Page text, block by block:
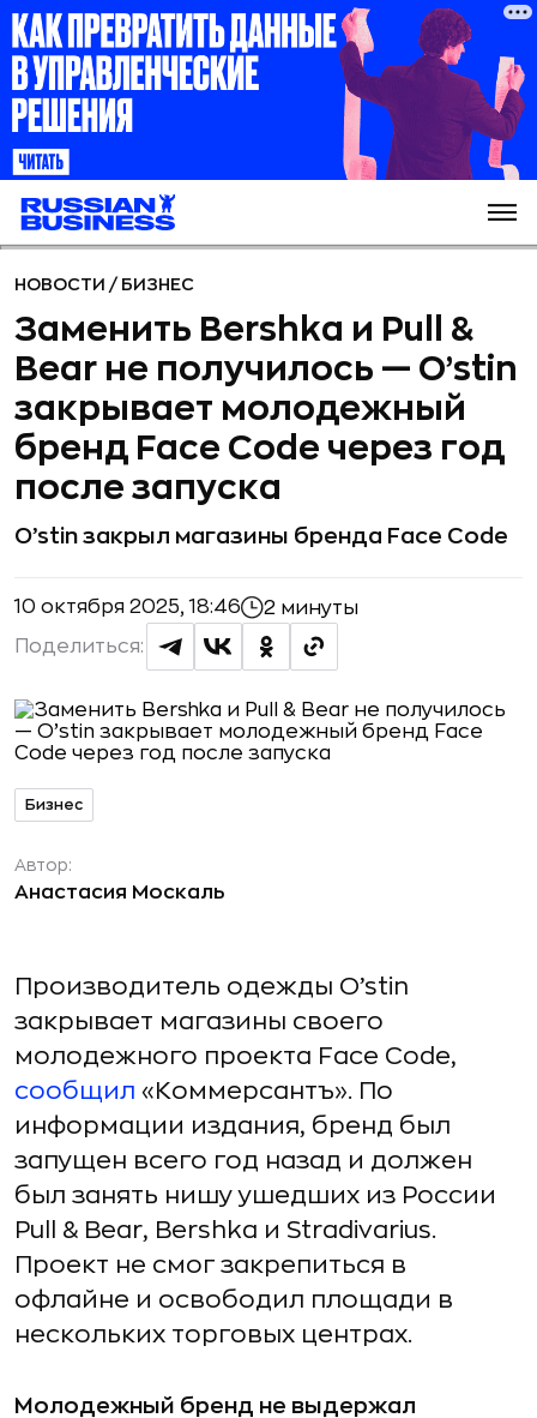
НОВОСТИ / БИЗНЕС
Заменить Bershka и Pull &
Bear не получилось — O’stin
закрывает молодежный
бренд Face Code через год
после запуска
O’stin закрыл магазины бренда Face Code
10 октября 2025, 18:46 2 минуты
Поделиться:
Бизнес
Автор:
Анастасия Москаль
Производитель одежды O’stin
закрывает магазины своего
молодежного проекта Face Code,
сообщил «Коммерсантъ». По
информации издания, бренд был
запущен всего год назад и должен
был занять нишу ушедших из России
Pull & Bear, Bershka и Stradivarius.
Проект не смог закрепиться в
офлайне и освободил площади в
нескольких торговых центрах.
Молодежный бренд не выдержал